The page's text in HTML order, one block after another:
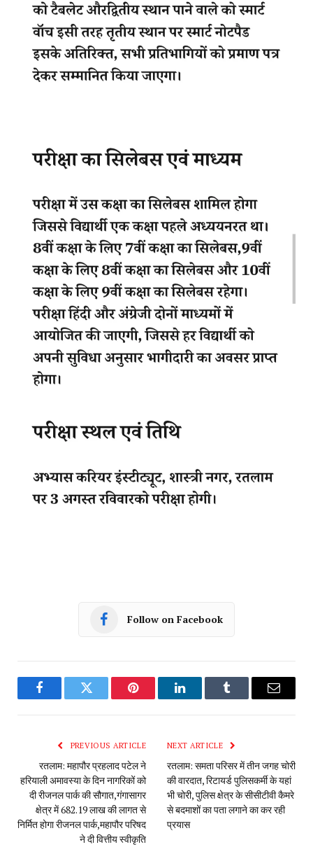
Follow on Facebook
FacebookTwitter Pinterest LinkedInTumblr Email
PREVIOUS ARTICLE
रतलाम: महापौर प्रहलाद पटेल ने
हरियाली अमावस्या के दिन नागरिकों को
दी रीजनल पार्क की सौगात,गंगासागर
क्षेत्र में 682.19 लाख की लागत से
निर्मित होगा रीजनल पार्क,महापौर परिषद
ने दी वित्तीय स्वीकृति
NEXT ARTICLE
रतलाम: समता परिसर में तीन जगह चोरी
की वारदात, रिटायर्ड पुलिसकर्मी के यहां
भी चोरी, पुलिस क्षेत्र के सीसीटीवी कैमरे
से बदमाशों का पता लगाने का कर‌ रही
प्रयास